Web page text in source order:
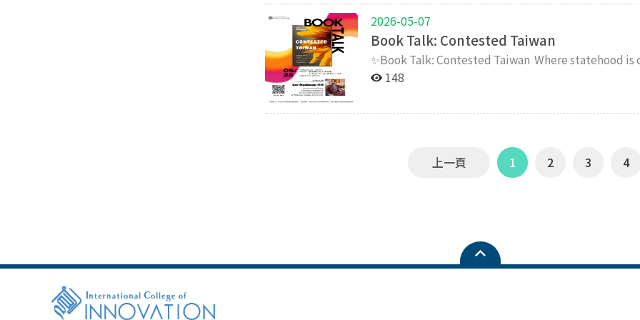
回應社會議題、創造公共價值。 As the Research Director for the Center for Public Interest
Communications, Dr. Lee will share his
organizations outside academia. This workshop will explore questions such as: How can communication
scholars contribute our expertise to public interest? What are some of the challenges we face? How can
國頂尖研究型大學學者近距離交流的難得機會！ ✨活動免費參加，並提供午餐！ 相關連結Related links：
FB貼文（演講）：https://www.facebook.com/share/p/
共鳴，也成為本次聚會最令人印象深刻的時刻之一。 ICI 表示，「Career-Wise Informal Gathering」系列
活動在打造一個由學生主導的交流平台，讓學生不只
學院期望幫助學生更真實地理解產業趨勢與職涯可能性，同
者與參與學生的大合照中圓滿落幕，為這場富有意義
新國際學院師生以實際行動展現了堅持、合作與挑戰
運動場上發光發熱，充分展現多元發展與全人學習的成果。 創新國際學院感謝每一位參與校慶
生，期待未來持續攜手努力，在不同舞台上綻放光
演前作《逃跑的人》與本作的差異。曾文珍透露，兩
體恤。她坦言，拍攝《逃跑的人》時，主角為兩位越
後甚至刻意擱置了一段時間才發表。 相比之下，《歡迎來到北車大客廳》聚焦於四位家庭看護工的日常生
活。曾文珍表示：「這部片的基調較為輕快，我希望
校對，確保每一句心聲都能精確傳達給台灣觀眾。 中文作為橋樑：化解長工時下的孤單 針對觀眾驚豔於片
中移工流利的中文表達，曾文珍解釋，這背後往往
面。最令人動容的莫過於Pindy使用她擅長的捏麵人，述說曾遭雇
是非常私密且負面的經驗，我們討論了很久要怎麼
2026-05-07
Book Talk: Contested Taiwan
✨Book Talk: Contested Taiwan Where statehood is contested, questions of identity and territory
define the political landscape! Join us for an exciting session with Lev Nachman, Assistant Professor at
Date: May 28th, 2026 (Thu) Time: 12:00 - 14:00 Venue: Room 415, 4F, College of Law, NCCU REGISTER
HERE: https://reurl.cc/Q2mkEM
148
上一頁 1 2 3 4